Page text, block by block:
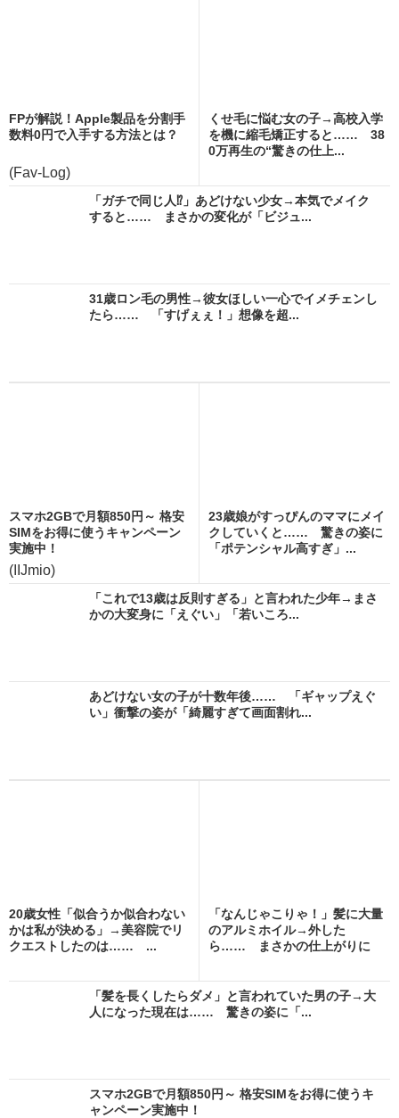
FPが解説！Apple製品を分割手
数料0円で入手する方法とは？
(Fav-Log)
くせ毛に悩む女の子→高校入学
を機に縮毛矯正すると…… 38
0万再生の“驚きの仕上...
「ガチで同じ人⁉」あどけない少女→本気でメイク
すると…… まさかの変化が「ビジュ...
31歳ロン毛の男性→彼女ほしい一心でイメチェンし
たら…… 「すげぇぇ！」想像を超...
スマホ2GBで月額850円～ 格安
SIMをお得に使うキャンペーン
実施中！
(IIJmio)
23歳娘がすっぴんのママにメイ
クしていくと…… 驚きの姿に
「ポテンシャル高すぎ」...
「これで13歳は反則すぎる」と言われた少年→まさ
かの大変身に「えぐい」「若いころ...
あどけない女の子が十数年後…… 「ギャップえぐ
い」衝撃の姿が「綺麗すぎて画面割れ...
20歳女性「似合うか似合わない
かは私が決める」→美容院でリ
クエストしたのは…… ...
「なんじゃこりゃ！」髪に大量
のアルミホイル→外した
ら…… まさかの仕上がりに
「髪を長くしたらダメ」と言われていた男の子→大
人になった現在は…… 驚きの姿に「...
スマホ2GBで月額850円～ 格安SIMをお得に使うキ
ャンペーン実施中！